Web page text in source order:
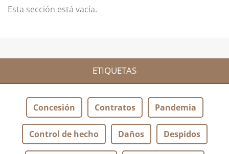
Esta sección está vacía.
ETIQUETAS
Concesión Contratos Pandemia
Control de hecho Daños Despidos